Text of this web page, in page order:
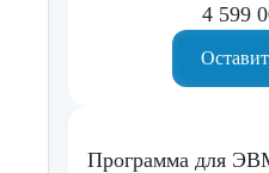
4 599
Программа для